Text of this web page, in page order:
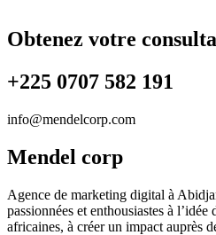
Obtenez votre
+225 0707 582 191
info@mendelcorp.com
Mendel corp
Agence de marketing digital à
passionnées et enthousiastes à l’idée
africaines, à créer un impact auprès